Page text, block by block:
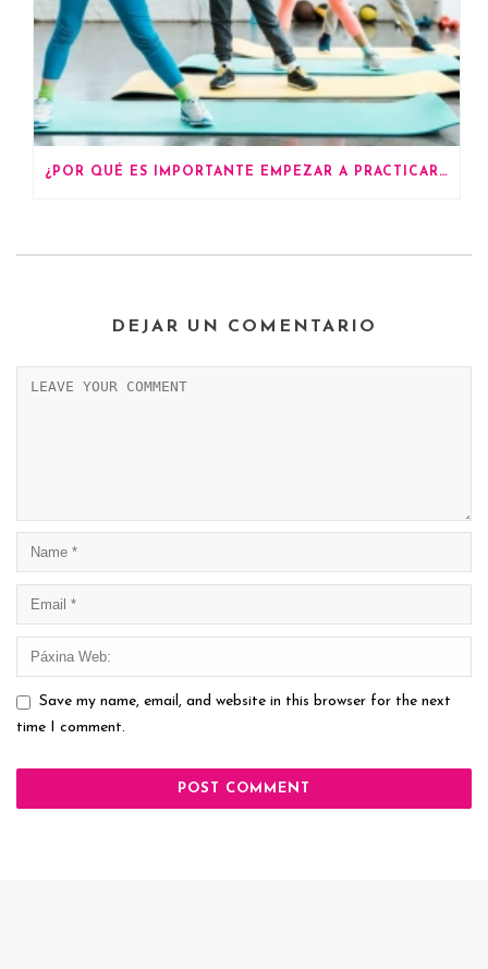
¿POR QUÉ ES IMPORTANTE EMPEZAR A PRACTICAR DEPORTES DESDE PEQUEÑOS?
DEJAR UN COMENTARIO
Save my name, email, and website in this browser for the next
time I comment.